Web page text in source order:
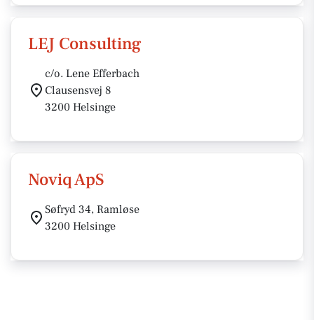
LEJ Consulting
c/o. Lene Efferbach
Clausensvej 8
3200 Helsinge
Noviq ApS
Søfryd 34, Ramløse
3200 Helsinge